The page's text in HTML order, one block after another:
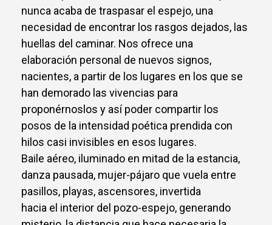
nunca acaba de traspasar el espejo, una
necesidad de encontrar los rasgos dejados, las
huellas del caminar. Nos ofrece una
elaboración personal de nuevos signos,
nacientes, a partir de los lugares en los que se
han demorado las vivencias para
proponérnoslos y así poder compartir los
posos de la intensidad poética prendida con
hilos casi invisibles en esos lugares.
Baile aéreo, iluminado en mitad de la estancia,
danza pausada, mujer-pájaro que vuela entre
pasillos, playas, ascensores, invertida
hacia el interior del pozo-espejo, generando